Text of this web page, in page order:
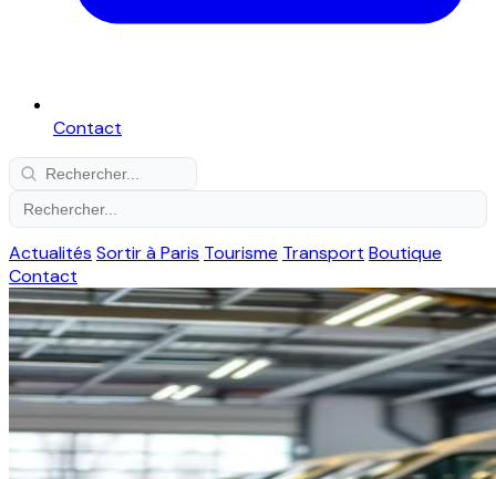
Contact
Actualités Sortir à Paris Tourisme Transport Boutique
Contact